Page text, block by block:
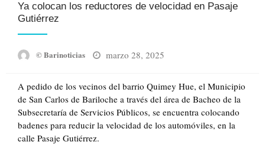
Ya colocan los reductores de velocidad en Pasaje
Gutiérrez
© Barinoticias
Posted
marzo 28, 2025
A pedido de los vecinos del barrio Quimey Hue, el Municipio
de San Carlos de Bariloche a través del área de Bacheo de la
Subsecretaría de Servicios Públicos, se encuentra colocando
badenes para reducir la velocidad de los automóviles, en la
calle Pasaje Gutiérrez.